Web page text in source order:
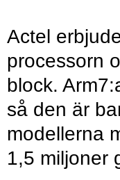
Actel
processorn
block.
så den är
modellerna
1,5 miljoner